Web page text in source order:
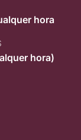
hora
hora)